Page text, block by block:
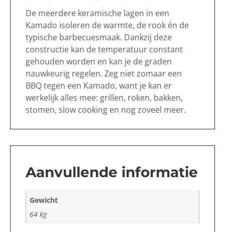
De meerdere keramische lagen in een
Kamado isoleren de warmte, de rook én de
typische barbecuesmaak. Dankzij deze
constructie kan de temperatuur constant
gehouden worden en kan je de graden
nauwkeurig regelen. Zeg niet zomaar een
BBQ tegen een Kamado, want je kan er
werkelijk alles mee: grillen, roken, bakken,
stomen, slow cooking en nog zoveel meer.
Aanvullende informatie
Gewicht
64 kg